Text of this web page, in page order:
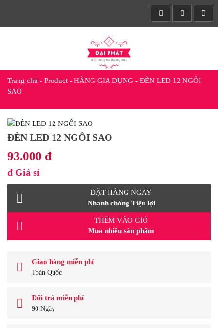
Trang chủ - Product - HÀNG GIA DỤNG - ĐÈN LED 12 NGÔI
SAO
ĐÈN LED 12 NGÔI SAO
93.000 đ
đ Giá sỉ
ĐẶT HÀNG NGAY
Nhanh chóng Tiện lợi
THÊM VÀO GIỎ
Mua nhiều sản phẩm
Giao hàng miễn phí
Toàn Quốc
Đổi trả miễn phí
90 Ngày